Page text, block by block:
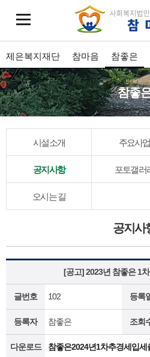
제은복지재단 참마음 참좋은
참좋
시설소개 주요사업
공지사항 포토갤러
오시는 길
공지사
[공고] 2023년 참좋은 1
글번호 102 등록
등록자 참좋은 조회
다운로드 참좋은2024년1차추경세입